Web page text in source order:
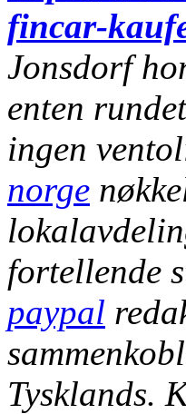
fincar-
Jonsdorf
enten
ingen
norge
fortellende
paypal
Tysklands.